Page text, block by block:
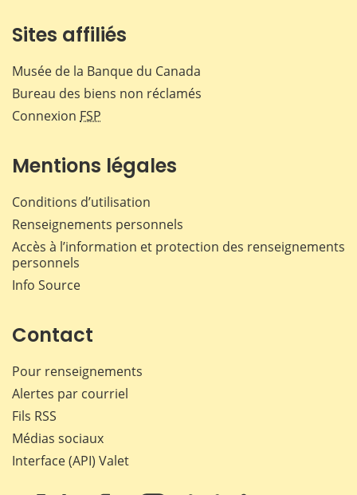
Sites affiliés
Musée de la Banque du Canada
Bureau des biens non réclamés
Connexion FSP
Mentions légales
Conditions d’utilisation
Renseignements personnels
Accès à l’information et protection des renseignements
personnels
Info Source
Contact
Pour renseignements
Alertes par courriel
Fils RSS
Médias sociaux
Interface (API) Valet